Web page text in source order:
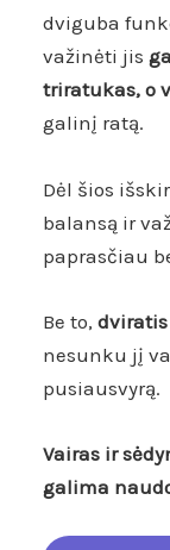
dviguba
važinėti jis
triratukas, o
galinį ratą.
Dėl šios
balansą ir
paprasčiau
Be to,
nesunku jį
pusiausvyrą.
Vairas ir
galima